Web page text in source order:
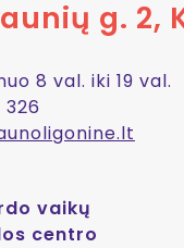
g. 2,
8 val. iki 19 val.
vaikų
centro